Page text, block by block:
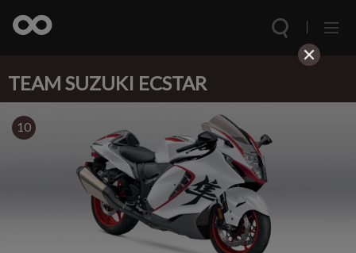
TEAM SUZUKI ECSTAR
10